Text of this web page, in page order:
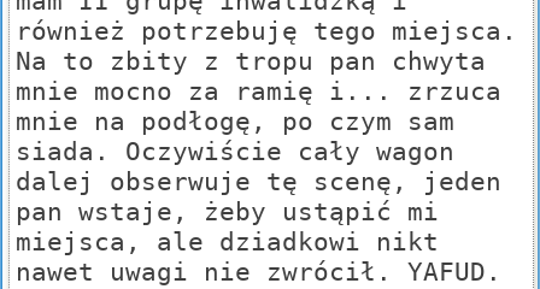
również potrzebuję tego miejsca.
Na to zbity z tropu pan chwyta
mnie mocno za ramię i... zrzuca
mnie na podłogę, po czym sam
siada. Oczywiście cały wagon
dalej obserwuje tę scenę, jeden
pan wstaje, żeby ustąpić mi
miejsca, ale dziadkowi nikt
nawet uwagi nie zwrócił. YAFUD.